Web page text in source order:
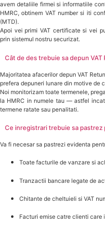
avem detaliile firmei si informatiile
HMRC, obtinem VAT number si iti
(MTD).
Apoi vei primi VAT certificate si vei
prin sistemul nostru securizat.
Cât de des trebuie sa depun VAT
Majoritatea afacerilor depun VAT
prefera depuneri lunare din motive de
Noi monitorizam toate termenele,
la HMRC in numele tau — astfel
termene ratate sau penalitati.
Ce inregistrari trebuie sa pastrez
Va fi necesar sa pastrezi evidenta
Toate facturile de vanzare si
Tranzactii bancare legate de
Chitante de cheltuieli si VAT
Facturi emise catre clienti care